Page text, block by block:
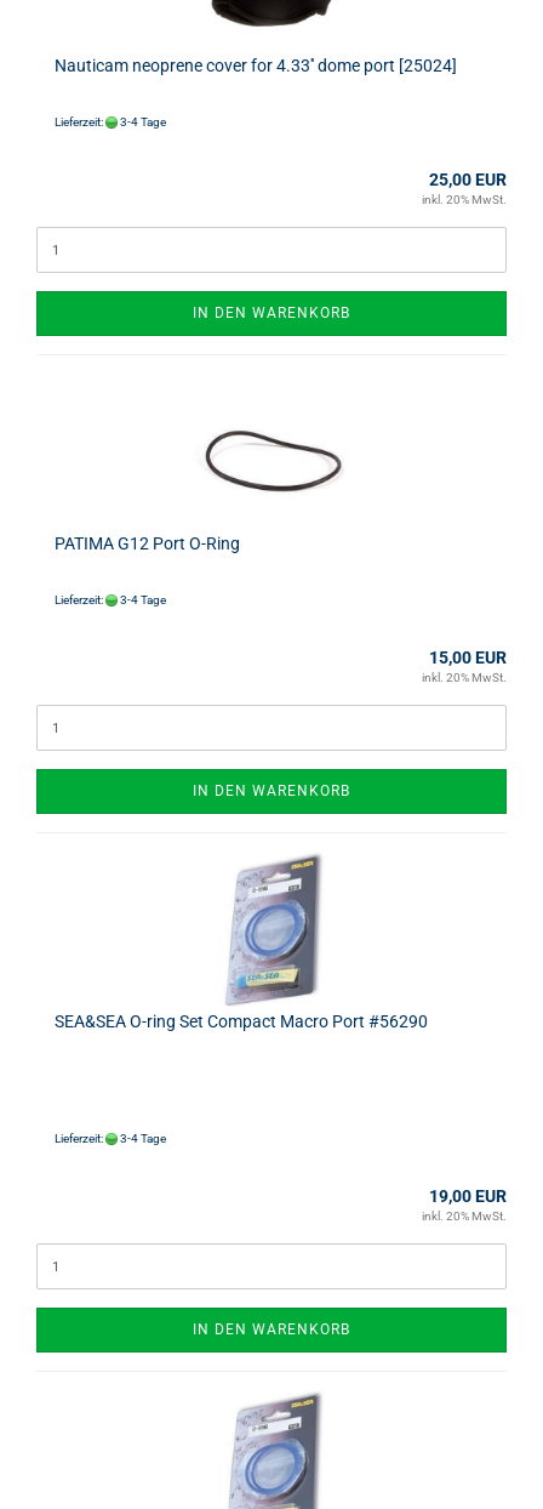
Nauticam neoprene cover for 4.33'' dome port [25024]
Lieferzeit: 3-4 Tage
25,00 EUR
inkl. 20% MwSt.
IN DEN WARENKORB
PATIMA G12 Port O-Ring
Lieferzeit: 3-4 Tage
15,00 EUR
inkl. 20% MwSt.
IN DEN WARENKORB
SEA&SEA O-ring Set Compact Macro Port #56290
Lieferzeit: 3-4 Tage
19,00 EUR
inkl. 20% MwSt.
IN DEN WARENKORB